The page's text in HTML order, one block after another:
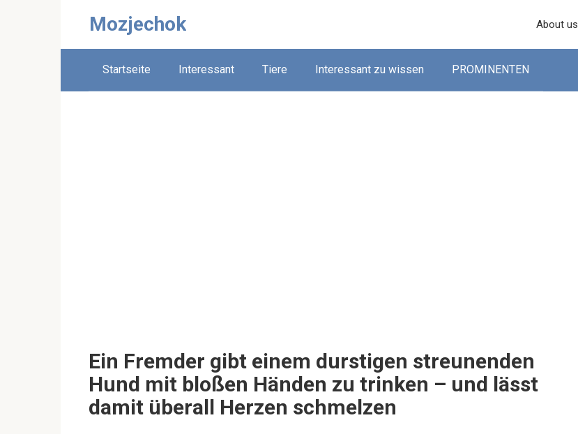
Mozjechok About us
Startseite Interessant Tiere Interessant zu wissen PROMINENTEN
Ein Fremder gibt einem durstigen streunenden
Hund mit bloßen Händen zu trinken – und lässt
damit überall Herzen schmelzen